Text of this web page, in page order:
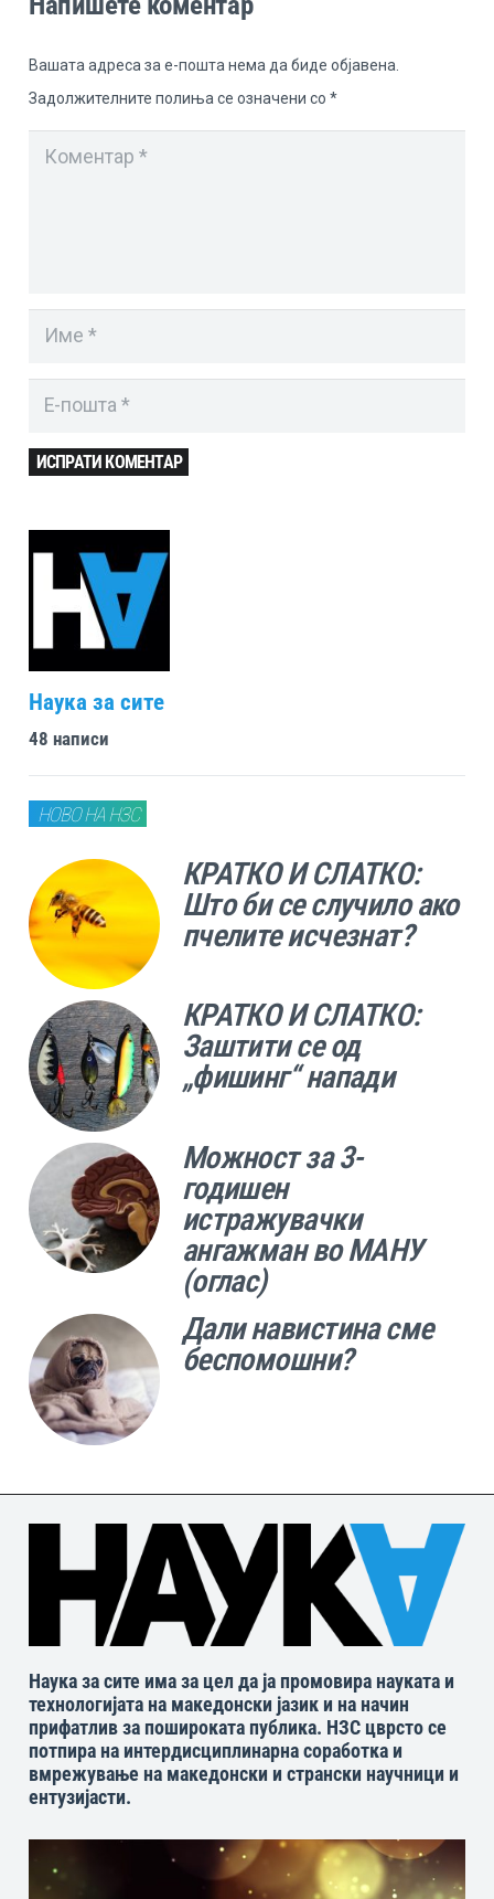
Вашата адреса за е-пошта нема да биде објавена.
Задолжителните полиња се означени со*
ИСПРАТИ КОМЕНТАР
Наука за сите
48 написи
НОВО НА НЗС
КРАТКО И СЛАТКО:
Што би се случило ако
пчелите исчезнат?
КРАТКО И СЛАТКО:
Заштити се од
„фишинг“ напади
Можност за 3-
годишен
истражувачки
ангажман во МАНУ
(оглас)
Дали навистина сме
беспомошни?
Наука за сите има за цел да ја промовира науката и
технологијата на македонски јазик и на начин
прифатлив за пошироката публика. НЗС цврсто се
потпира на интердисциплинарна соработка и
вмрежување на македонски и странски научници и
ентузијасти.